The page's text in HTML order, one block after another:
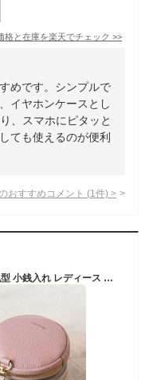
格と在庫を楽天でチェック >>
めです。シンプルで
イヤホンケースとし
、スマホにピタッと
ても使えるのが便利
おすすめコメント (1 件) >
【楽天1位】公式 Elegante コインケース 丸型 小銭入れ レディース ミニ財布 ミニポーチ 小さめポーチ マルチポーチ 携帯 ショルダー コインポーチ 小銭ポーチ 軽い カラビナ付き ミニポーチ かわいい 便利 コンパクト おしゃれ イヤホンケース TJ